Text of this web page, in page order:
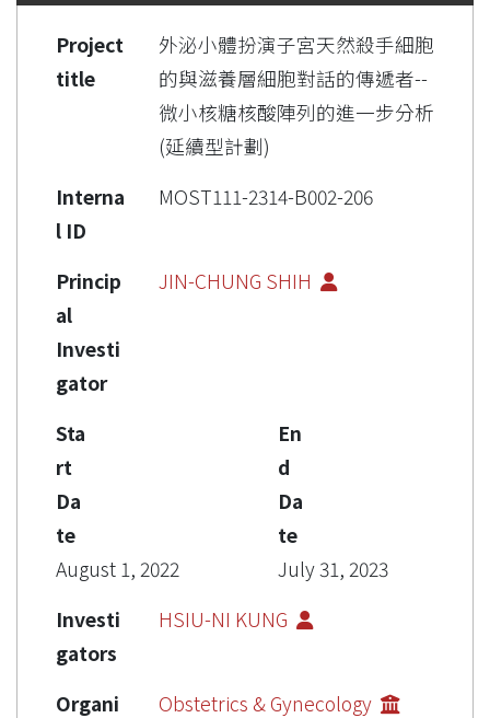
Project
title
外泌小體扮演子宮天然殺手細胞
的與滋養層細胞對話的傳遞者--
微小核糖核酸陣列的進一步分析
(延續型計劃)
Interna
l ID
MOST111-2314-B002-206
Princip
al
Investi
gator
JIN-CHUNG SHIH
Sta
rt
Da
te
August 1, 2022
En
d
Da
te
July 31, 2023
Investi
gators
HSIU-NI KUNG
Organi
Obstetrics & Gynecology